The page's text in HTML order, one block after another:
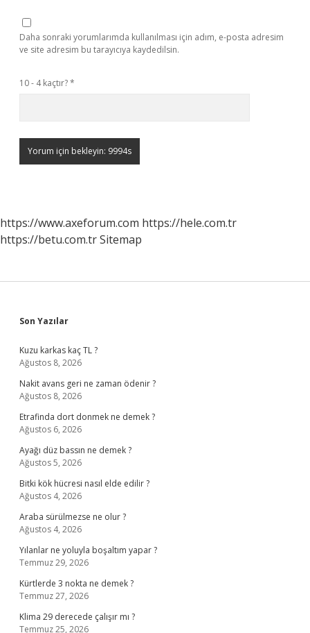
Daha sonraki yorumlarımda kullanılması için adım, e-posta adresim
ve site adresim bu tarayıcıya kaydedilsin.
10 - 4 kaçtır?*
https://www.axeforum.com https://hele.com.tr
https://betu.com.trSitemap
Sidebar
Son Yazılar
Kuzu karkas kaç TL ?
Ağustos 8, 2026
Nakit avans geri ne zaman ödenir ?
Ağustos 8, 2026
Etrafinda dort donmek ne demek ?
Ağustos 6, 2026
Ayağı düz bassın ne demek ?
Ağustos 5, 2026
Bitki kök hücresi nasıl elde edilir ?
Ağustos 4, 2026
Araba sürülmezse ne olur ?
Ağustos 4, 2026
Yılanlar ne yoluyla boşaltım yapar ?
Temmuz 29, 2026
Kürtlerde 3 nokta ne demek ?
Temmuz 27, 2026
Klima 29 derecede çalışır mı ?
Temmuz 25, 2026